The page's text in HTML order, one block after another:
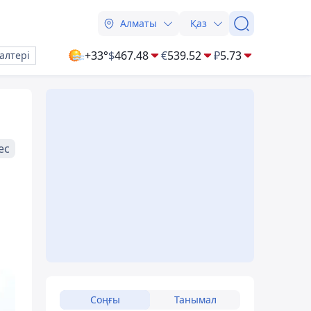
Алматы Қаз
+33°$467.48 €539.52 ₽5.73
Соңғы Танымал